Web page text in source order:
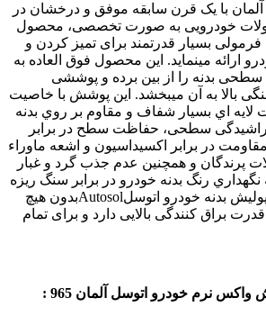
کمپانی اتوسل Autosol آلمان با یک قرن سابقه موفق و درخشان در
خودرویی به صورت تخصصی، محصول
فرمولی بسیار قدرتمند برای تمیز کردن و
ارائه مینماید. این محصول فوق العاده به
سطحی بدنه را از بین برده و پوششی
بالا به آن میبخشد. این پوشش با خاصیت
لایه اي بسیار شفاف و مقاوم بر روي بدنه
خراشیدگی سطحی، حفاظت سطح در برابر
در برابر اکسیداسیون و اشعه ماوراء
پرندگان و همچنین عدم جذب گرد و غبار
رنگ بدنه خودرو در برابر سنگ ریزه
کمک شایان می نماید. پولیش بدنه خودرو اتوسلAutosolبدون هیچ
براق کنندگی بالایی دارد و برای تمام
نرم خودرو اتوسل آلمان 965 :